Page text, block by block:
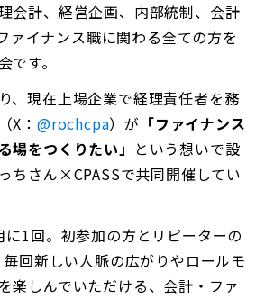
会計、経営企画、内部統制、会計
ァイナンス職に関わる全ての方を
です。
、現在上場企業で経理責任者を務
X： @rochcpa）が 「ファイナンス
場をつくりたい」 という想いで設
ちさん×CPASSで共同開催してい
に1回。初参加の方とリピーターの
回新しい人脈の広がりやロールモ
楽しんでいただける、会計・ファ